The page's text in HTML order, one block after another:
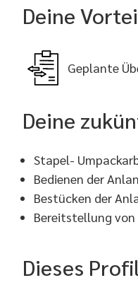
Deine
Geplante
Deine
Stapel-
Bedienen der
Bestücken der
Bereitstellung
Dieses